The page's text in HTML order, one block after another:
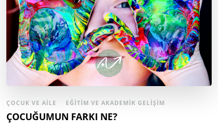
ÇOCUK VE AILE EĞITIM VE AKADEMIK GELIŞIM
ÇOCUĞUMUN FARKI NE?